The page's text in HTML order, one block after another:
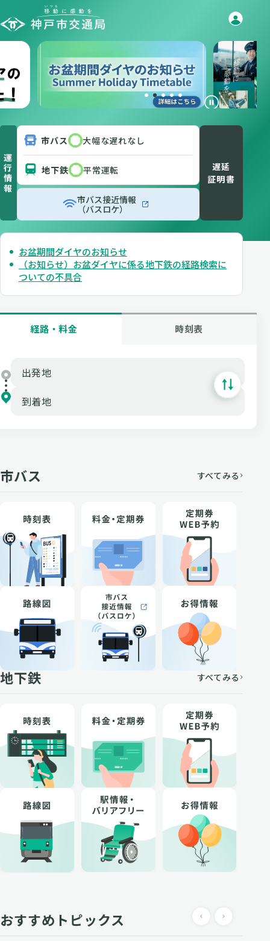
運
行
情
報
市バス 大幅な遅れなし
地下鉄 平常運転
市バス接近情報
（バスロケ）
遅延
証明書
お盆期間ダイヤのお知らせ
（お知らせ）お盆ダイヤに係る地下鉄の経路検索に
ついての不具合
経路・料金 時刻表
市バス すべてみる
地下鉄 すべてみる
おすすめトピックス